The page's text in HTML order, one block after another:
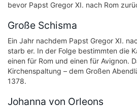
bevor Papst Gregor XI. nach Rom
Große Schisma
Ein Jahr nachdem Papst Gregor XI.
starb er. In der Folge bestimmten die
einen für Rom und einen für Avignon.
Kirchenspaltung – dem Großen
1378.
Johanna von Orleons